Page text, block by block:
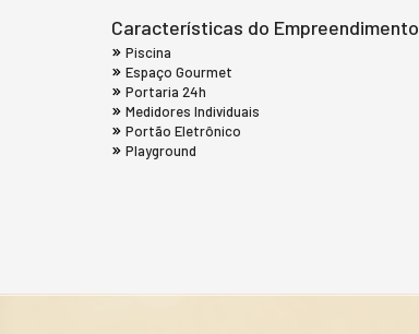
Características do Empreendimento
Piscina
Espaço Gourmet
Portaria 24h
Medidores Individuais
Portão Eletrônico
Playground